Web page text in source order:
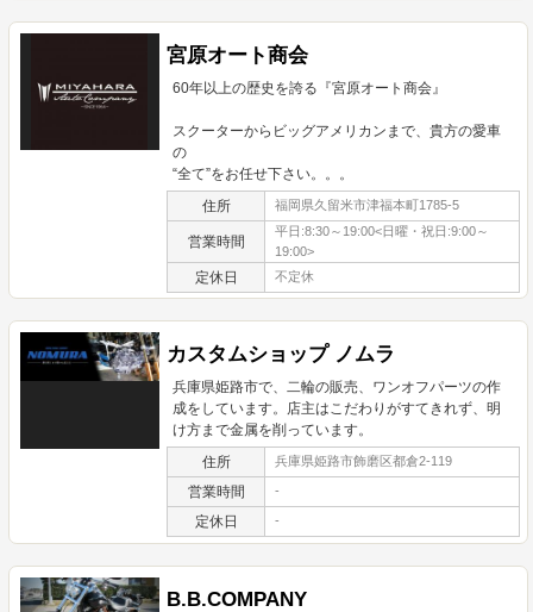
宮原オート商会
60年以上の歴史を誇る『宮原オート商会』
スクーターからビッグアメリカンまで、貴方の愛車
の
“全て”をお任せ下さい。。。
住所 福岡県久留米市津福本町1785-5
営業時間
平日:8:30～19:00<日曜・祝日:9:00～
19:00>
定休日 不定休
カスタムショップ ノムラ
兵庫県姫路市で、二輪の販売、ワンオフパーツの作
成をしています。店主はこだわりがすてきれず、明
け方まで金属を削っています。
住所 兵庫県姫路市飾磨区都倉2-119
営業時間 -
定休日 -
B.B.COMPANY